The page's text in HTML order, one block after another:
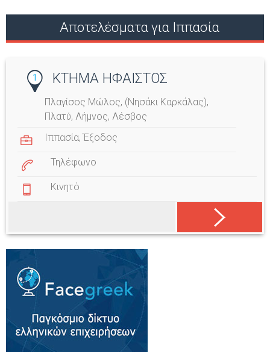
Αποτελέσματα για Ιππασία
1 ΚΤΗΜΑ ΗΦΑΙΣΤΟΣ
Πλαγίσος Μώλος, (Νησάκι Καρκάλας),
Πλατύ, Λήμνος, Λέσβος
Ιππασία,Έξοδος
Τηλέφωνο
Κινητό